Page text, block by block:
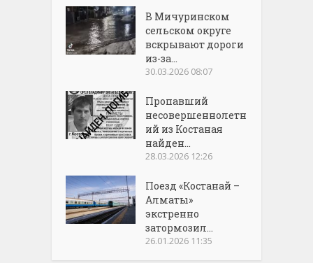
В Мичуринском
сельском округе
вскрывают дороги
из-за...
30.03.2026 08:07
Пропавший
несовершеннолетн
ий из Костаная
найден...
28.03.2026 12:26
Поезд «Костанай –
Алматы»
экстренно
затормозил...
26.01.2026 11:35